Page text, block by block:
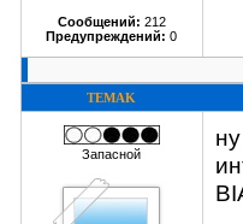
Сообщений: 212
Предупреждений: 0
TEMAK
Запасной